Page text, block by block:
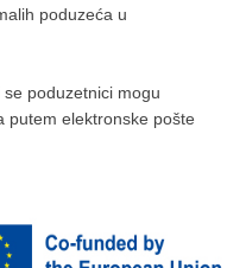
poduzeća u
poduzetnici mogu
putem elektronske pošte